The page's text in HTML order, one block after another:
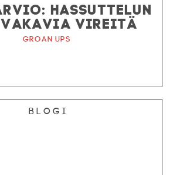
HASSUTTELUN
VIREITÄ
Groan Ups
Blogi